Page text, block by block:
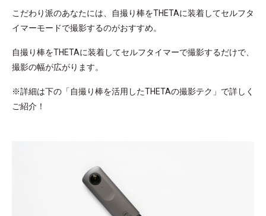
こだわり派のあなたには、自撮り棒をTHETAに装着してセルフタ
イマーモードで撮影するのがおすすめ。
自撮り棒をTHETAに装着してセルフタイマーで撮影するだけで、
撮影の幅が広がります。
※詳細は下の「自撮り棒を活用したTHETAの撮影テク」で詳しく
ご紹介！